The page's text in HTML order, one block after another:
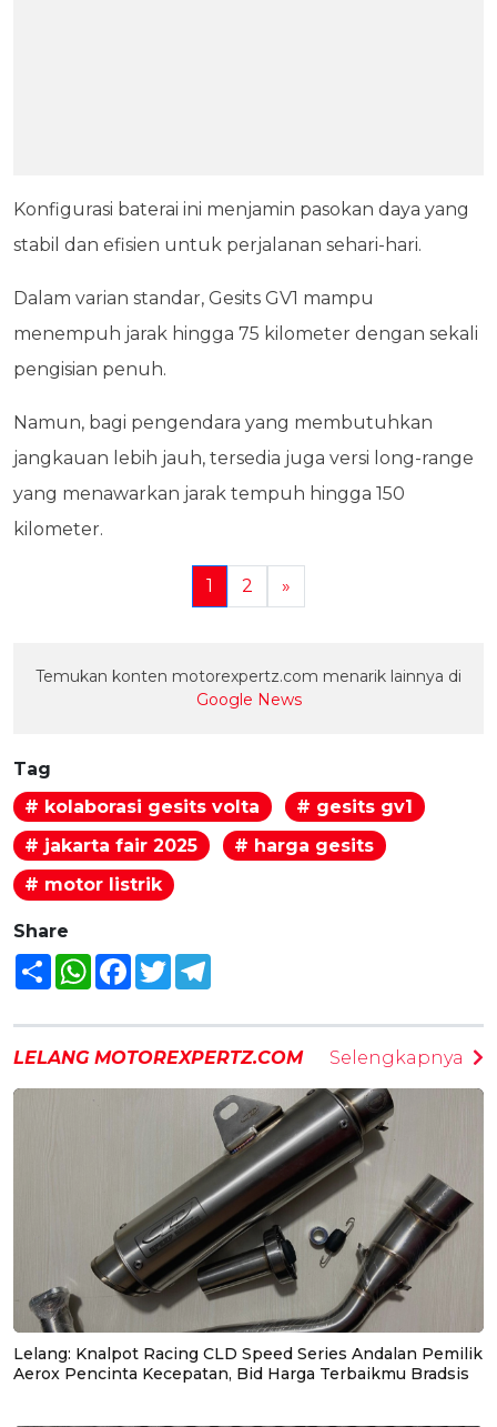
Konfigurasi baterai ini menjamin pasokan daya yang
stabil dan efisien untuk perjalanan sehari-hari.
Dalam varian standar, Gesits GV1 mampu
menempuh jarak hingga 75 kilometer dengan sekali
pengisian penuh.
Namun, bagi pengendara yang membutuhkan
jangkauan lebih jauh, tersedia juga versi long-range
yang menawarkan jarak tempuh hingga 150
kilometer.
1 2 »
Temukan konten motorexpertz.com menarik lainnya di
Google News
Tag
# kolaborasi gesits volta
# gesits gv1
# jakarta fair 2025
# harga gesits
# motor listrik
Share
Share WhatsAppFacebook
Twitter
LELANG MOTOREXPERTZ.COM Selengkapnya
Lelang: Knalpot Racing CLD Speed Series Andalan Pemilik
Aerox Pencinta Kecepatan, Bid Harga Terbaikmu Bradsis